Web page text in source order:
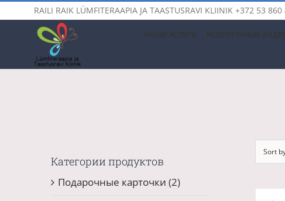
to
RAILI RAIK LÜMFITERAAPIA JA TAASTUSRAVI KLIINIK+372 53 860
НАШИ УСЛУГИ РЕЦЕПТУРНЫЕ
Sort
Категории продуктов
Подарочные карточки (2)